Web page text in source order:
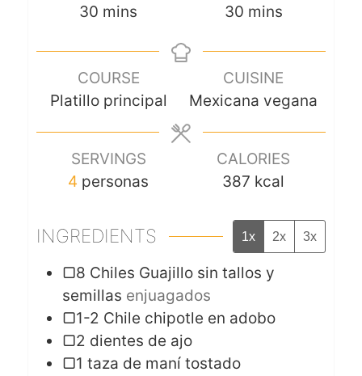
30 mins
30 mins
COURSE
Platillo principal
CUISINE
Mexicana vegana
SERVINGS
4 personas
CALORIES
387 kcal
INGREDIENTS 1x 2x 3x
▢8 Chiles Guajillo sin tallos y
semillas enjuagados
▢1-2 Chile chipotle en adobo
▢2 dientes de ajo
▢1 taza de maní tostado